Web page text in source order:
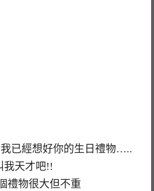
經想好你的生日禮物…..
我天才吧!!
禮物很大但不重